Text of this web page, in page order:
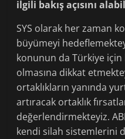
ilgili bakış açısını
SYS olarak her zaman
büyümeyi
konunun da Türkiye
olmasına dikkat
ortaklıkların yanında
artıracak ortaklık
değerlendirmekteyiz.
kendi silah sistemlerini